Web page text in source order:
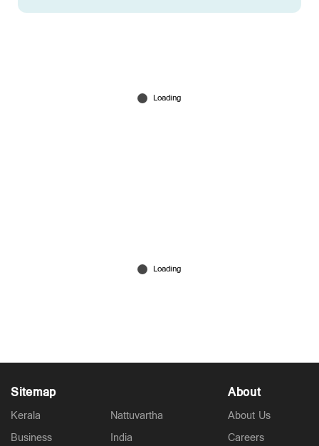
'ചാഞ്ഞുറങ്ങൂ ഓമലേ, അമ്മയുണ്ടിനി ചാരെ'...;
കോഴിക്കോട്ടെ യുവതിയുടെ കാത്തിരിപ്പ്
Sitemap
Kerala
Business
Nattuvartha
India
About
About Us
Careers